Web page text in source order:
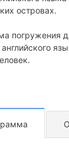
островах.
погружения
английского